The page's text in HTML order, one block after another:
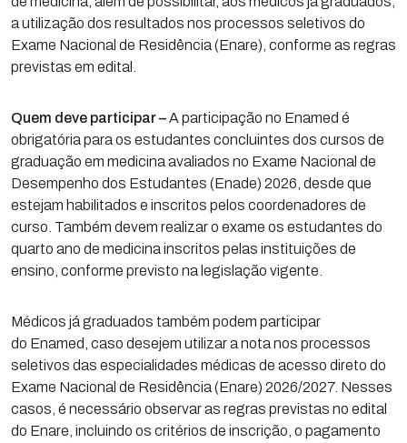
a utilização dos resultados nos processos seletivos do
Exame Nacional de Residência (Enare), conforme as regras
previstas em edital.
Quem deve participar –A participação no Enamed é
obrigatória para os estudantes concluintes dos cursos de
graduação em medicina avaliados no Exame Nacional de
Desempenho dos Estudantes (Enade) 2026, desde que
estejam habilitados e inscritos pelos coordenadores de
curso. Também devem realizar o exame os estudantes do
quarto ano de medicina inscritos pelas instituições de
ensino, conforme previsto na legislação vigente.
Médicos já graduados também podem participar
do Enamed, caso desejem utilizar a nota nos processos
seletivos das especialidades médicas de acesso direto do
Exame Nacional de Residência (Enare) 2026/2027. Nesses
casos, é necessário observar as regras previstas no edital
do Enare, incluindo os critérios de inscrição, o pagamento